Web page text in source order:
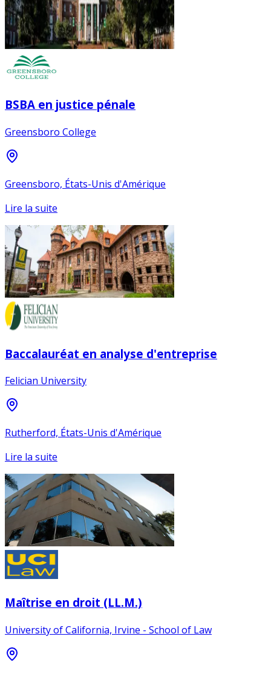
BSBA en justice pénale
Greensboro College
Greensboro, États-Unis d'Amérique
Lire la suite
Baccalauréat en analyse d'entreprise
Felician University
Rutherford, États-Unis d'Amérique
Lire la suite
Maîtrise en droit (LL.M.)
University of California, Irvine - School of Law